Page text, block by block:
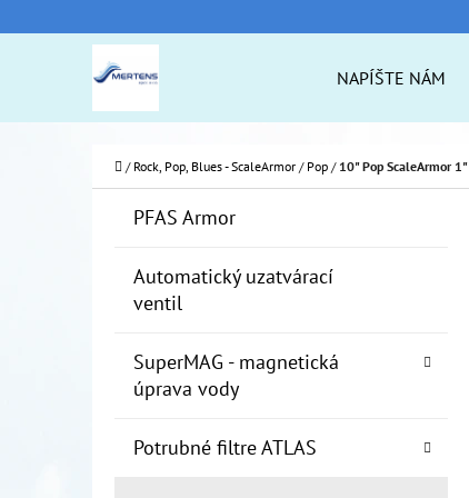
NAPÍŠTE NÁM
Domov
/ Rock, Pop, Blues - ScaleArmor / Pop / 10" Pop ScaleArmor 1"
Preskočiť
PFAS Armor
Automatický uzatvárací
ventil
SuperMAG - magnetická
úprava vody
Potrubné filtre ATLAS
Í
do
obchodu
do
obchodu